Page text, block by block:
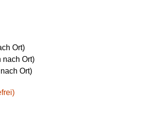
Ort)
nach Ort)
Ort)